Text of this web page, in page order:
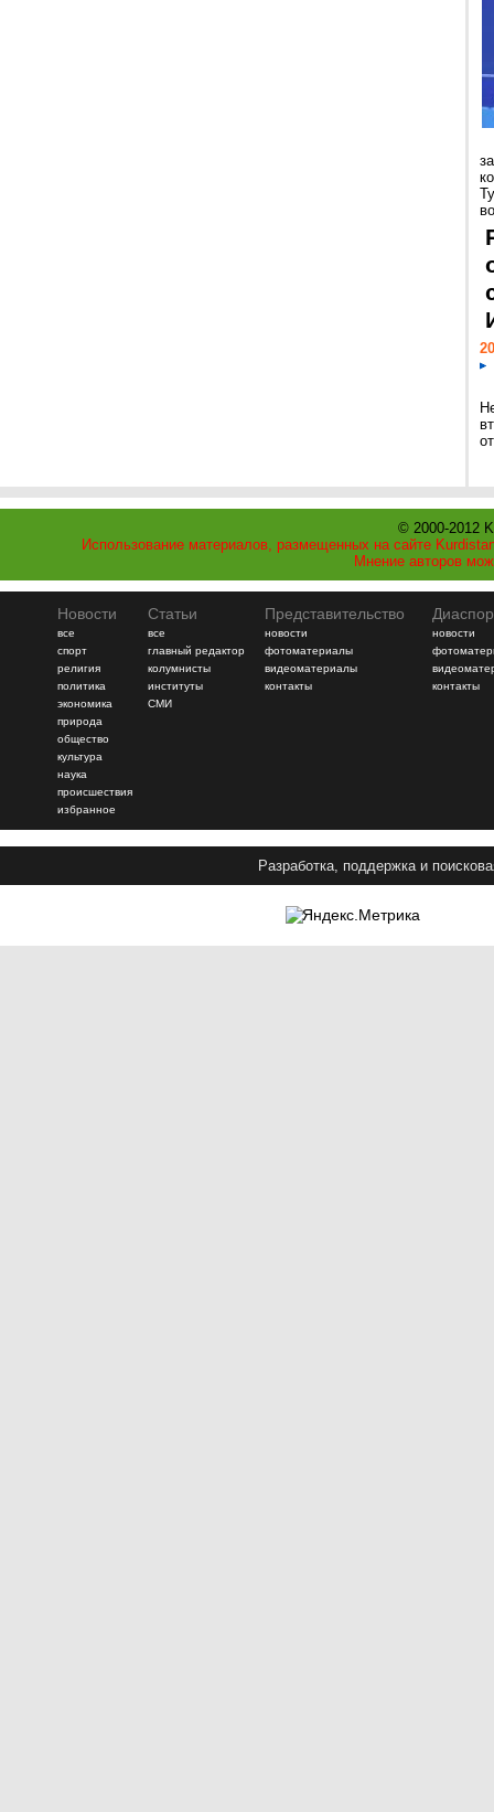
© 2000-2012
Использование материалов, размещенных на сайте
Мнение авторов
Новости
все
спорт
религия
политика
экономика
природа
общество
культура
наука
происшествия
избранное
Статьи
все
главный редактор
колумнисты
институты
СМИ
Представительство
новости
фотоматериалы
видеоматериалы
контакты
новости
контакты
Разработка, поддержка и